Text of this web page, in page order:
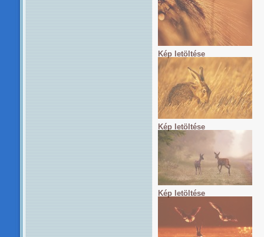
Kép letöltése
Kép letöltése
Kép letöltése